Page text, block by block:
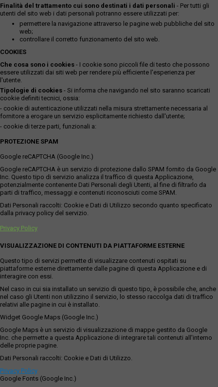
Finalità del trattamento cui sono destinati i dati personali - Per tutti gli
utenti del sito web i dati personali potranno essere utilizzati per:
permettere la navigazione attraverso le pagine web pubbliche del sito
web;
controllare il corretto funzionamento del sito web.
COOKIES
Che cosa sono i cookies - I cookie sono piccoli file di testo che possono
essere utilizzati dai siti web per rendere più efficiente l'esperienza per
l'utente.
Tipologie di cookies - Si informa che navigando nel sito saranno scaricati
cookie definiti tecnici, ossia:
- cookie di autenticazione utilizzati nella misura strettamente necessaria al
fornitore a erogare un servizio esplicitamente richiesto dall'utente;
- cookie di terze parti, funzionali a:
PROTEZIONE SPAM
Google reCAPTCHA (Google Inc.)
Google reCAPTCHA è un servizio di protezione dallo SPAM fornito da Google
Inc. Questo tipo di servizio analizza il traffico di questa Applicazione,
potenzialmente contenente Dati Personali degli Utenti, al fine di filtrarlo da
parti di traffico, messaggi e contenuti riconosciuti come SPAM.
Dati Personali raccolti: Cookie e Dati di Utilizzo secondo quanto specificato
dalla privacy policy del servizio.
Privacy Policy
VISUALIZZAZIONE DI CONTENUTI DA PIATTAFORME ESTERNE
Questo tipo di servizi permette di visualizzare contenuti ospitati su
piattaforme esterne direttamente dalle pagine di questa Applicazione e di
interagire con essi.
Nel caso in cui sia installato un servizio di questo tipo, è possibile che, anche
nel caso gli Utenti non utilizzino il servizio, lo stesso raccolga dati di traffico
relativi alle pagine in cui è installato.
Widget Google Maps (Google Inc.)
Google Maps è un servizio di visualizzazione di mappe gestito da Google
Inc. che permette a questa Applicazione di integrare tali contenuti all'interno
delle proprie pagine.
Dati Personali raccolti: Cookie e Dati di Utilizzo.
Privacy Policy
Google Fonts (Google Inc.)